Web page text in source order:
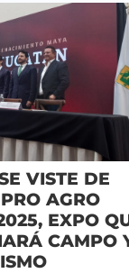
VISTE DE
AGRO
EXPO
CAMPO